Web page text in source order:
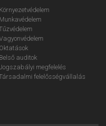
Környezetvédelem
Munkavédelem
Oktatások
Belső auditok
megfelelés
felelősségvállalás